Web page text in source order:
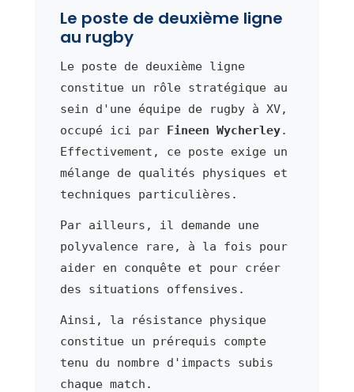
Le poste de deuxième ligne
au rugby
Le poste de deuxième ligne
constitue un rôle stratégique au
sein d'une équipe de rugby à XV,
occupé ici par Fineen Wycherley.
Effectivement, ce poste exige un
mélange de qualités physiques et
techniques particulières.
Par ailleurs, il demande une
polyvalence rare, à la fois pour
aider en conquête et pour créer
des situations offensives.
Ainsi, la résistance physique
constitue un prérequis compte
tenu du nombre d'impacts subis
chaque match.